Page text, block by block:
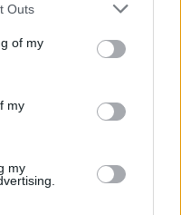
Outs
of my
my
my